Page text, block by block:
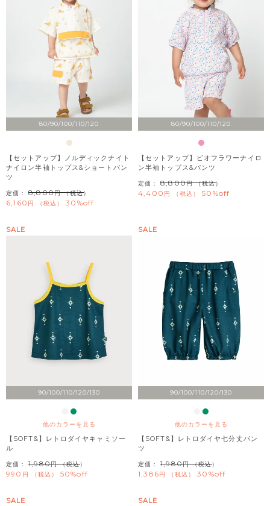
80/90/100/110/120
【セットアップ】ノルディックナイト
ナイロン半袖トップス&ショートパン
ツ
定価： 8,800 （税込）
6,160 税込 30%off
80/90/100/110/120
【セットアップ】ビオフラワーナイロ
ン半袖トップス&パンツ
定価： 8,800 （税込）
4,400 税込 50%off
90/100/110/120/130
他のカラーを見る
SALE
【SOFT&】レトロダイヤキャミソー
ル
定価： 1,980 （税込）
990 税込 50%off
90/100/110/120/130
他のカラーを見る
SALE
【SOFT&】レトロダイヤ七分丈パン
ツ
定価： 1,980 （税込）
1,386 税込 30%off
SALE SALE